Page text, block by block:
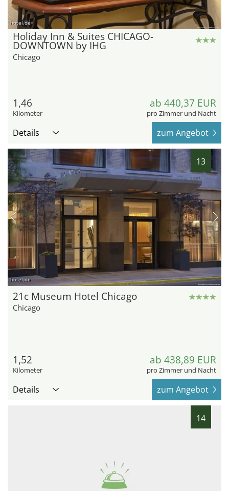
hotel.de
Holiday Inn & Suites CHICAGO-
DOWNTOWN by IHG
Chicago
1,46
Kilometer
ab 440,37 EUR
pro Zimmer und Nacht
Details zum Angebot
13
hotel.de
21c Museum Hotel Chicago
Chicago
1,52
Kilometer
ab 438,89 EUR
pro Zimmer und Nacht
Details zum Angebot
14